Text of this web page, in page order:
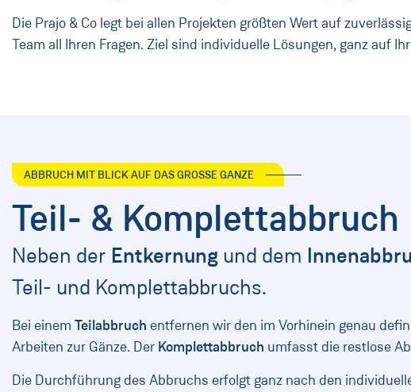
Die Prajo & Co legt bei allen Projekten größten Wert auf
Team all Ihren Fragen. Ziel sind individuelle Lösungen, ganz auf
ABBRUCH MIT BLICK AUF DAS GROSSE GANZE
Teil- & Komplettabbruch
Neben der Entkernung und dem
Teil- und Komplettabbruchs.
Bei einem Teilabbruch entfernen wir den im Vorhinein genau
Arbeiten zur Gänze. Der Komplettabbruch umfasst die restlose
Die Durchführung des Abbruchs erfolgt ganz nach den